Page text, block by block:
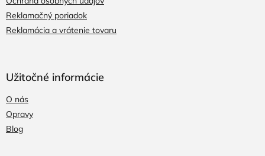
Reklamačný poriadok
Reklamácia a vrátenie tovaru
Užitočné informácie
O nás
Opravy
Blog